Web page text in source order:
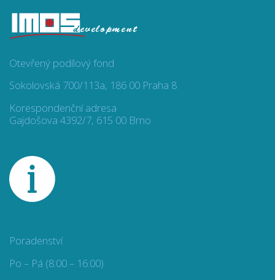
Otevřený podílový fond
Sokolovská 700/113a, 186 00 Praha 8
Korespondenční adresa
Gajdošova 4392/7, 615 00 Brno
Poradenství
Po – Pá (8:00 – 16:00)